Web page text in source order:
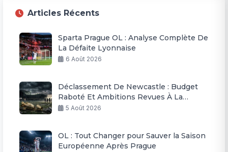
Articles Récents
Sparta Prague OL : Analyse Complète De
La Défaite Lyonnaise
6 Août 2026
Déclassement De Newcastle : Budget
Raboté Et Ambitions Revues À La
Baisse
5 Août 2026
OL : Tout Changer pour Sauver la Saison
Européenne Après Prague